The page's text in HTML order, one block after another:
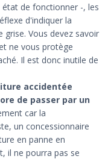
état de fonctionner -, les
d'indiquer la
Vous devez savoir
ne vous protège
Il est donc inutile de
accidentée
de passer par un
car la
un concessionnaire
en panne en
il ne pourra pas se